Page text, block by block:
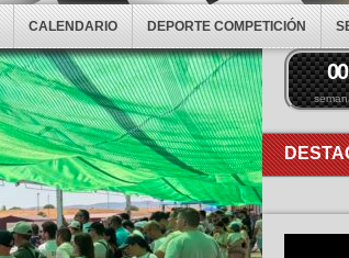
CALENDARIO DEPORTE COMPETICIÓN
00